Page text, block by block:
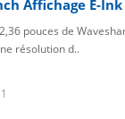
Affichage E-
pouces de
résolution d..